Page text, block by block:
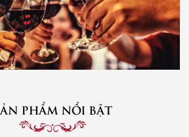
PHẨM NỔI BẬT